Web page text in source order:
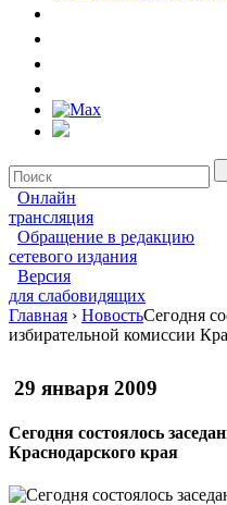
Онлайн
трансляция
Обращение в редакцию
сетевого издания
Версия
для слабовидящих
Главная › НовостьСегодня
избирательной комиссии
29 января 2009
Сегодня состоялось
Краснодарского края